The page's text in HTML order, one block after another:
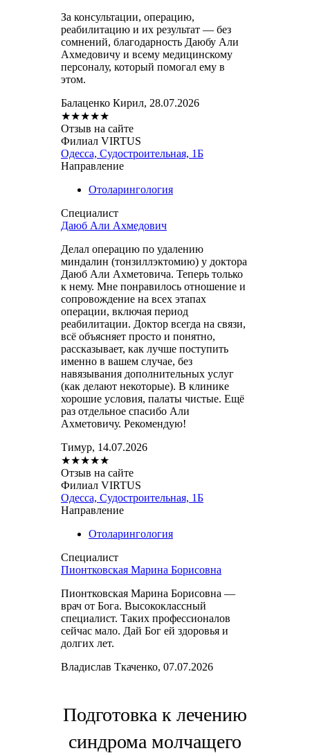
За консультации, операцию,
реабилитацию и их результат — без
сомнений, благодарность Даюбу Али
Ахмедовичу и всему медицинскому
персоналу, который помогал ему в
этом.
Балаценко Кирил, 28.07.2026
★★★★★
Отзыв на сайте
Филиал VIRTUS
Одесса, Судостроительная, 1Б
Направление
Отоларингология
Специалист
Даюб Али Ахмедович
Делал операцию по удалению
миндалин (тонзиллэктомию) у доктора
Даюб Али Ахметовича. Теперь только
к нему. Мне понравилось отношение и
сопровождение на всех этапах
операции, включая период
реабилитации. Доктор всегда на связи,
всё объясняет просто и понятно,
рассказывает, как лучше поступить
именно в вашем случае, без
навязывания дополнительных услуг
(как делают некоторые). В клинике
хорошие условия, палаты чистые. Ещё
раз отдельное спасибо Али
Ахметовичу. Рекомендую!
Тимур, 14.07.2026
★★★★★
Отзыв на сайте
Филиал VIRTUS
Одесса, Судостроительная, 1Б
Направление
Отоларингология
Специалист
Пионтковская Марина Борисовна
Пионтковская Марина Борисовна —
врач от Бога. Высококлассный
специалист. Таких профессионалов
сейчас мало. Дай Бог ей здоровья и
долгих лет.
Владислав Ткаченко, 07.07.2026
Подготовка к лечению
синдрома молчащего